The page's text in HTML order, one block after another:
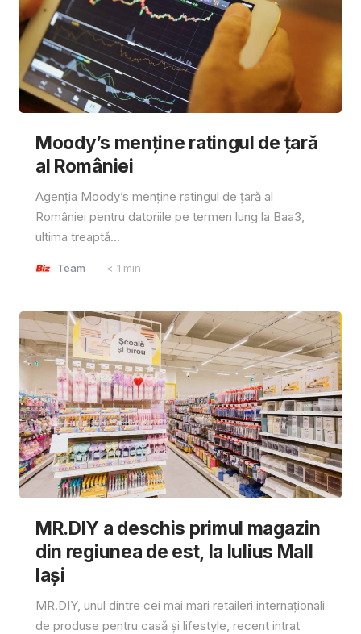
Moody’s menține ratingul de țară
al României
Agenția Moody’s menține ratingul de țară al
României pentru datoriile pe termen lung la Baa3,
ultima treaptă...
Team < 1 min
MR.DIY a deschis primul magazin
din regiunea de est, la Iulius Mall
Iași
MR.DIY, unul dintre cei mai mari retaileri internaționali
de produse pentru casă și lifestyle, recent intrat